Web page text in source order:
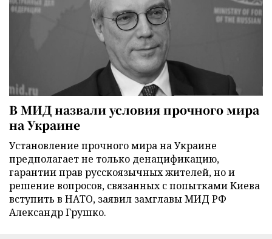
В МИД назвали условия прочного мира
на Украине
Установление прочного мира на Украине
предполагает не только денацификацию,
гарантии прав русскоязычных жителей, но и
решение вопросов, связанных с попытками Киева
вступить в НАТО, заявил замглавы МИД РФ
Александр Грушко.